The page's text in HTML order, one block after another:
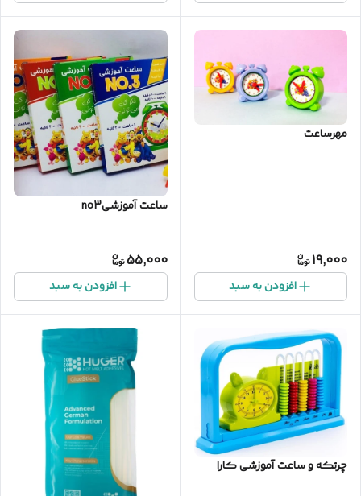
مهرساعت
19,000
افزودن به سبد
ساعت آموزشیno3
55,000
افزودن به سبد
چرتکه و ساعت آموزشی کارا